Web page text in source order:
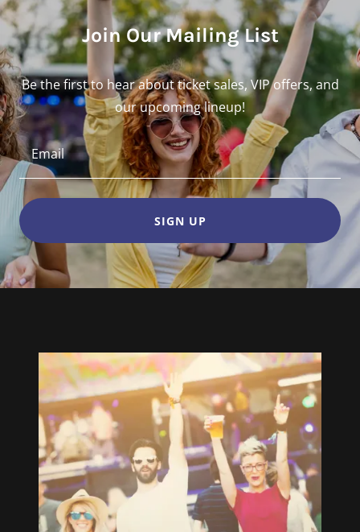
Join Our Mailing List
Be the first to hear about ticket sales, VIP offers, and
our upcoming lineup!
Email
SIGN UP